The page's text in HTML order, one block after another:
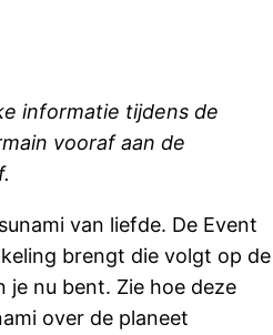
informatie tijdens de
vooraf aan de
van liefde. De Event
brengt die volgt op de
je nu bent. Zie hoe deze
over de planeet